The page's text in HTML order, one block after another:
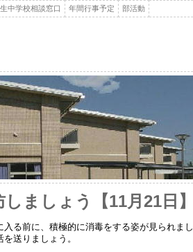
中学校相談窓口 年間行事予定 部活動
ましょう【11月21日】
る前に、積極的に消毒をする姿が見られま
送りましょう。